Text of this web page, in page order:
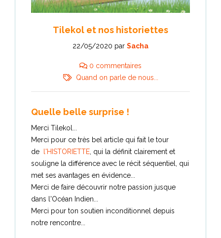
Tilekol et nos historiettes
22/05/2020 par Sacha
0 commentaires
Quand on parle de nous...
Quelle belle surprise !
Merci Tilekol...
Merci pour ce très bel article qui fait le tour
de l'HISTORIETTE, qui la définit clairement et
souligne la différence avec le récit séquentiel, qui
met ses avantages en évidence...
Merci de faire découvrir notre passion jusque
dans l'Océan Indien...
Merci pour ton soutien inconditionnel depuis
notre rencontre...